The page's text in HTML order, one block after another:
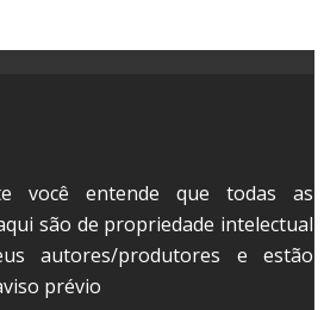
você entende que todas as
são de propriedade intelectual
autores/produtores e estão
prévio